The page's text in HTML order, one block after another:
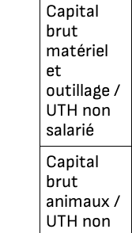
Capital
brut
matériel
et
outillage /
UTH non
salarié
Capital
brut
animaux /
UTH non